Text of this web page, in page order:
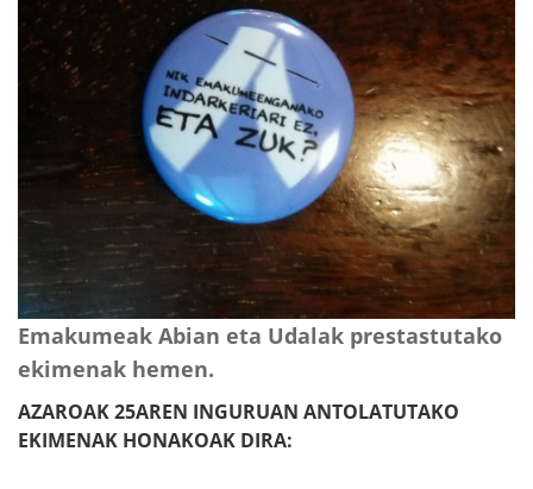
Emakumeak Abian eta Udalak prestastutako
ekimenak hemen.
AZAROAK 25AREN INGURUAN ANTOLATUTAKO
EKIMENAK HONAKOAK DIRA: